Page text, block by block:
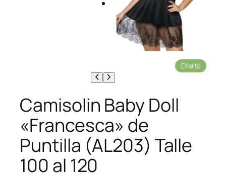
Oferta
r
Camisolin Baby Doll
«Francesca» de
Puntilla (AL203) Talle
100 al 120